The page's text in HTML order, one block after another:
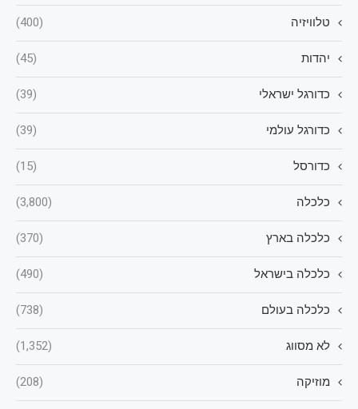
טלוויזיה (400)
יהדות (45)
כדורגל ישראלי (39)
כדורגל עולמי (39)
כדורסל (15)
כלכלה (3,800)
כלכלה בארץ (370)
כלכלה בישראל (490)
כלכלה בעולם (738)
לא מסווג (1,352)
מוזיקה (208)